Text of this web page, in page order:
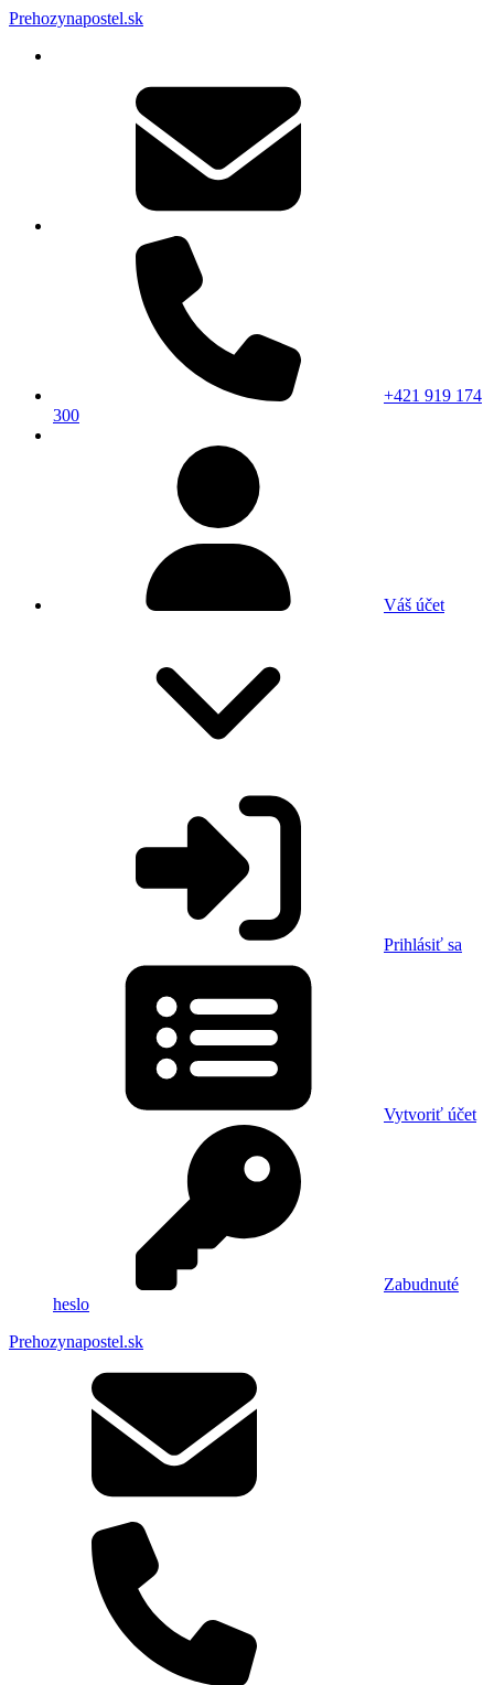
Prehozynapostel.sk
+421 919 174
300
Váš účet
Prihlásiť sa
Vytvoriť účet
Zabudnuté
heslo
Prehozynapostel.sk